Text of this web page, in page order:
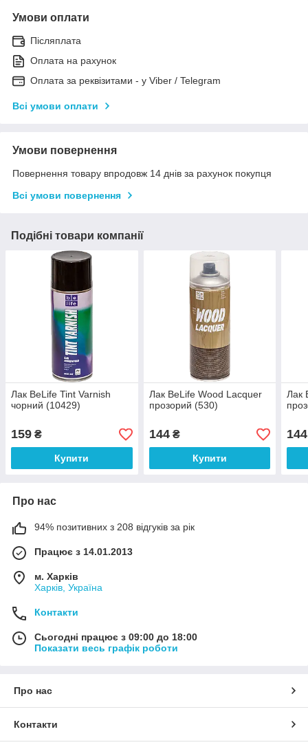
Умови оплати
Післяплата
Оплата на рахунок
Оплата за реквізитами - у Viber / Telegram
Всі умови оплати
Умови повернення
Повернення товару впродовж 14 днів за рахунок покупця
Всі умови повернення
Подібні товари компанії
Лак BeLife Tint Varnish
чорний (10429)
159 ₴
Купити
Лак BeLife Wood Lacquer
прозорий (530)
144₴
Купити
Лак
144
Про нас
94% позитивних з 208 відгуків за рік
Працює з 14.01.2013
м. Харків
Харків, Україна
Контакти
Сьогодні працює з 09:00 до 18:00
Показати весь графік роботи
Про нас
Контакти